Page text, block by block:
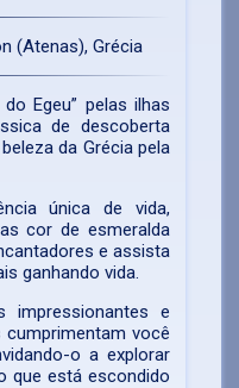
(Atenas), Grécia
Egeu” pelas ilhas
de descoberta
da Grécia pela
única de vida,
cor de esmeralda
e assista
ganhando vida.
impressionantes e
você
o a explorar
que está escondido